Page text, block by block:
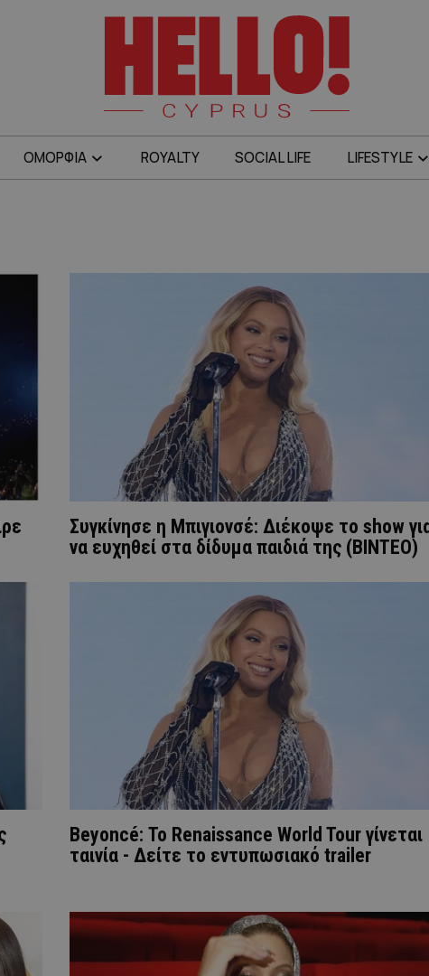
ΟΜΟΡΦΙΑ ROYALTY SOCIAL LIFE LIFESTYLE
Συγκίνησε η Μπιγιονσέ: Διέκοψε το show
να ευχηθεί στα δίδυμα παιδιά της (ΒΙΝΤΕΟ)
Beyoncé: Το Renaissance World Tour γίνεται
ταινία - Δείτε το εντυπωσιακό trailer